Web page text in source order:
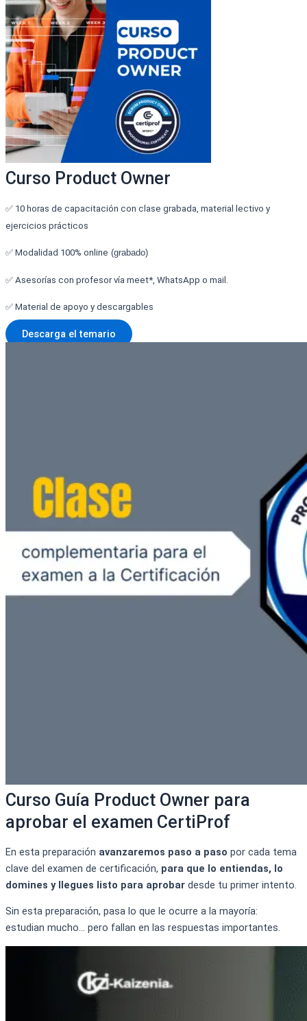
Curso Product Owner
✅ 10 horas de capacitación con clase grabada, material lectivo y
ejercicios prácticos
✅ Modalidad 100% online (grabado)
✅ Asesorías con profesor vía meet*, WhatsApp o mail.
✅ Material de apoyo y descargables
Descarga el temario
Curso Guía Product Owner para
aprobar el examen CertiProf
En esta preparación avanzaremos paso a paso por cada tema
clave del examen de certificación, para que lo entiendas, lo
domines y llegues listo para aprobar desde tu primer intento.
Sin esta preparación, pasa lo que le ocurre a la mayoría:
estudian mucho… pero fallan en las respuestas importantes.